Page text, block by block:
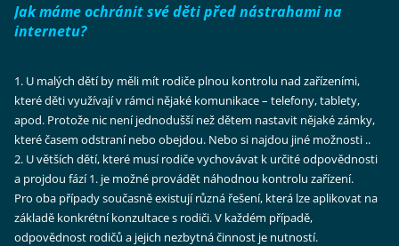
Jak máme ochránit své děti před nástrahami na
internetu?
1. U malých dětí by měli mít rodiče plnou kontrolu nad zařízeními,
které děti využívají v rámci nějaké komunikace – telefony, tablety,
apod. Protože nic není jednodušší než dětem nastavit nějaké zámky,
které časem odstraní nebo obejdou. Nebo si najdou jiné možnosti ..
2. U větších dětí, které musí rodiče vychovávat k určité odpovědnosti
a projdou fází 1. je možné provádět náhodnou kontrolu zařízení.
Pro oba případy současně existují různá řešení, která lze aplikovat na
základě konkrétní konzultace s rodiči. V každém případě,
odpovědnost rodičů a jejich nezbytná činnost je nutností.